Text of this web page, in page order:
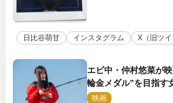
日比谷萌甘 インスタグラム X（旧ツイ
エビ中・仲村悠菜が
輪金メダル”を目指
『つりこまち』今秋公
映画